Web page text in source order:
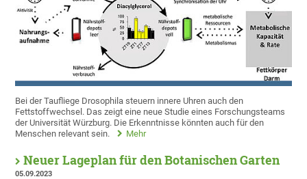
Bei der Taufliege Drosophila steuern innere Uhren auch den
Fettstoffwechsel. Das zeigt eine neue Studie eines Forschungsteams
der Universität Würzburg. Die Erkenntnisse könnten auch für den
Menschen relevant sein.
Mehr
Neuer Lageplan für den Botanischen Garten
05.09.2023